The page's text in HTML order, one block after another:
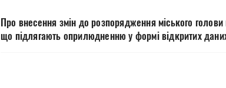
Про внесення змін до розпорядження міського
що підлягають оприлюдненню у формі відкритих